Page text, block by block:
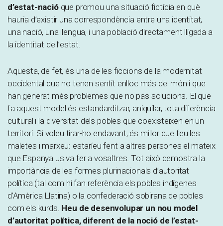
d’estat-nacióque promou una situació fictícia en què
hauria d’existir una correspondència entre una identitat,
una nació, una llengua, i una població directament lligada a
la identitat de l’estat.
Aquesta, de fet, és una de les ficcions de la modernitat
occidental que no tenen sentit enlloc més del món i que
han generat més problemes que no pas solucions. El que
fa aquest model és estandarditzar, aniquilar, tota diferència
cultural i la diversitat dels pobles que coexisteixen en un
territori. Si voleu tirar-ho endavant, és millor que feu les
maletes i marxeu: estaríeu fent a altres persones el mateix
que Espanya us va fer a vosaltres. Tot això demostra la
importància de les formes plurinacionals d’autoritat
política (tal com hi fan referència els pobles indígenes
d’Amèrica Llatina) o la confederació sobirana de pobles
com els kurds. Heu de desenvolupar un nou model
d’autoritat política, diferent de la noció de l’estat-